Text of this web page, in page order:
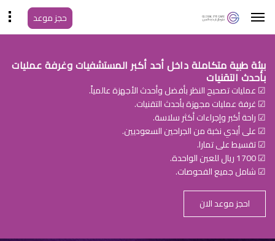
حجز موعد
بيئة طبية متكاملة داخل أحد أكبر المستشفيات وغرفة عمليات
بأحدث التقنيات
☑ عمليات تصحيح النظر بأفضل وأحدث الأجهزة عالمياً.
☑ غرفة عمليات مجهزة بأحدث التقنيات.
☑ راحة أكبر وإجراءات أكثر سلاسة.
☑ على أيدي نخبة من الجراحين السعوديين.
☑ تقسيط على تمارا.
☑ 1700 ريال للعين الواحدة.
☑ شامل جميع الفحوصات.
احجز موعد الان